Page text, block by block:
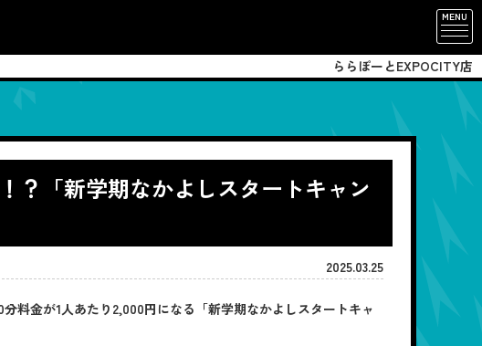
MENU
ららぽーとEXPOCITY店
？「新学期なかよしスタートキャン
2025.03.25
料金が1人あたり2,000円になる「新学期なかよしスタートキャ